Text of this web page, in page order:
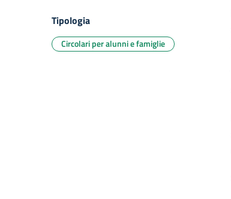
Tipologia
Circolari per alunni e famiglie